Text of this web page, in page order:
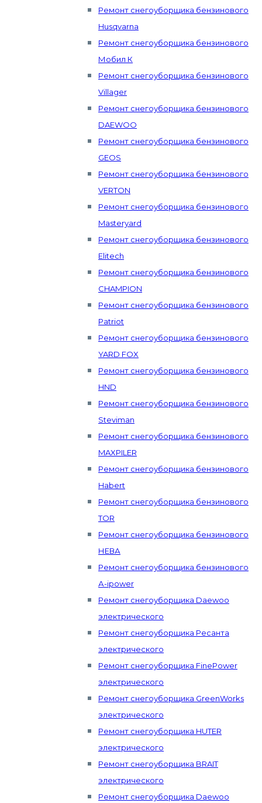
Ремонт снегоуборщика бензинового
Husqvarna
Ремонт снегоуборщика бензинового
Мобил К
Ремонт снегоуборщика бензинового
Villager
Ремонт снегоуборщика бензинового
DAEWOO
Ремонт снегоуборщика бензинового
GEOS
Ремонт снегоуборщика бензинового
VERTON
Ремонт снегоуборщика бензинового
Masteryard
Ремонт снегоуборщика бензинового
Elitech
Ремонт снегоуборщика бензинового
CHAMPION
Ремонт снегоуборщика бензинового
Patriot
Ремонт снегоуборщика бензинового
YARD FOX
Ремонт снегоуборщика бензинового
HND
Ремонт снегоуборщика бензинового
Steviman
Ремонт снегоуборщика бензинового
MAXPILER
Ремонт снегоуборщика бензинового
Habert
Ремонт снегоуборщика бензинового
TOR
Ремонт снегоуборщика бензинового
НЕВА
Ремонт снегоуборщика бензинового
А-ipower
Ремонт снегоуборщика Daewoo
электрического
Ремонт снегоуборщика Ресанта
электрического
Ремонт снегоуборщика FinePower
электрического
Ремонт снегоуборщика GreenWorks
электрического
Ремонт снегоуборщика HUTER
электрического
Ремонт снегоуборщика BRAIT
электрического
Ремонт снегоуборщика Daewoo